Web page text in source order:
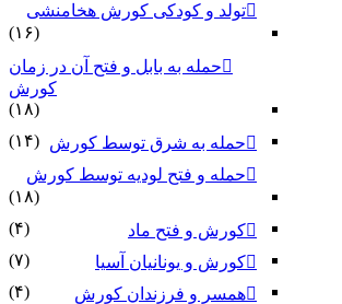
تولد و کودکی کورش هخامنشی
(۱۶)
حمله به بابل و فتح آن در زمان
کورش
(۱۸)
حمله به شرق توسط کورش (۱۴)
حمله و فتح لودیه توسط کورش
(۱۸)
کورش و فتح ماد
(۴)
کورش و یونانیان آسیا
(۷)
همسر و فرزندان کورش
(۴)